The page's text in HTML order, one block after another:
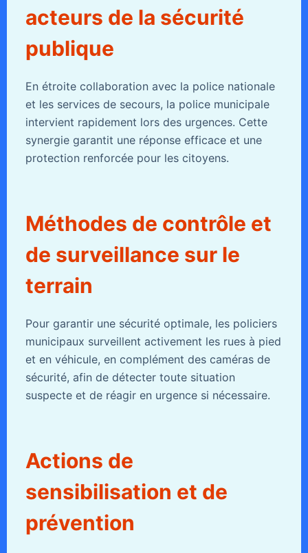
acteurs de la sécurité
publique
En étroite collaboration avec la police nationale
et les services de secours, la police municipale
intervient rapidement lors des urgences. Cette
synergie garantit une réponse efficace et une
protection renforcée pour les citoyens.
Méthodes de contrôle et
de surveillance sur le
terrain
Pour garantir une sécurité optimale, les policiers
municipaux surveillent activement les rues à pied
et en véhicule, en complément des caméras de
sécurité, afin de détecter toute situation
suspecte et de réagir en urgence si nécessaire.
Actions de
sensibilisation et de
prévention